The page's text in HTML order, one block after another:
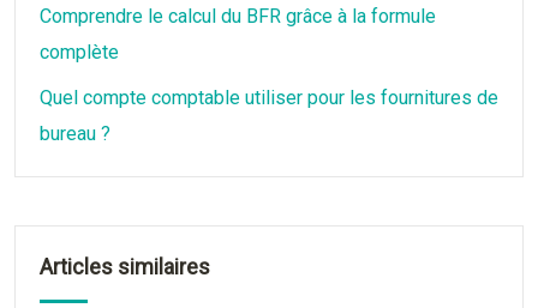
Comprendre le calcul du BFR grâce à la formule
complète
Quel compte comptable utiliser pour les fournitures de
bureau ?
Articles similaires